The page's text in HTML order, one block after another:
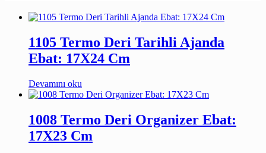
1105 Termo Deri Tarihli Ajanda
Ebat: 17X24 Cm
Devamını oku
1008 Termo Deri Organizer Ebat:
17X23 Cm